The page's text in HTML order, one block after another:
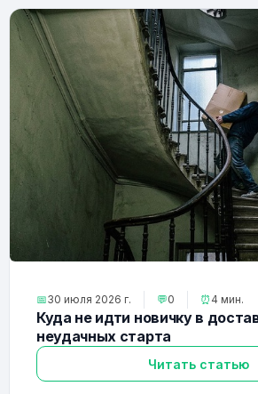
📅30 июля 2026 г. 💬0 ⏰ 4 мин.
Куда не идти новичку в
неудачных старта
Читать статью